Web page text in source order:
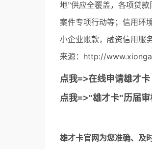
地”供应全覆盖，各项贷
案件专项行动等；信用环
小企业账款，融资信用服
来源：http://
点我=>在线申请雄才卡
点我=>"雄才卡"历届
雄才卡官网为您准确、及